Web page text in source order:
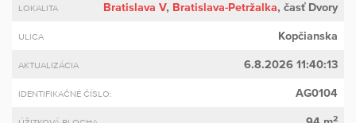
LOKALITA Bratislava V, Bratislava-Petržalka, časť Dvory
ULICA Kopčianska
AKTUALIZÁCIA 6.8.2026 11:40:13
IDENTIFIKAČNÉ ČÍSLO: AG0104
2